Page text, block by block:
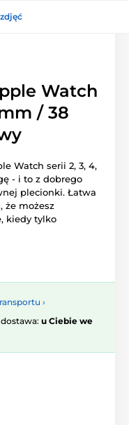
Watch
/ 38
Watch serii 2, 3, 4,
- i to z dobrego
plecionki. Łatwa
że możesz
kiedy tylko
›
u Ciebie we